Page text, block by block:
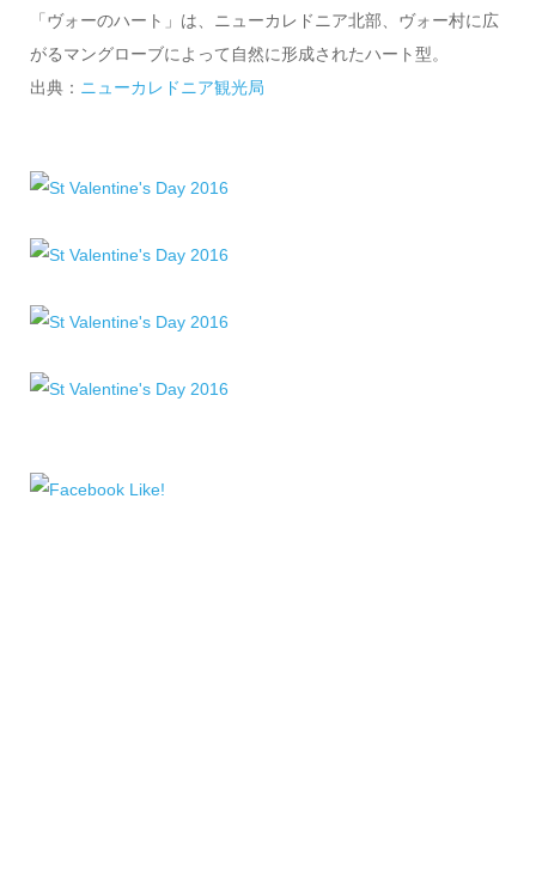
「ヴォーのハート」は、ニューカレドニア北部、ヴォー村に広
がるマングローブによって自然に形成されたハート型。
出典： ニューカレドニア観光局